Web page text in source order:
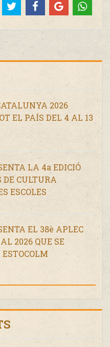
2026
EL PAÍS DEL 4 AL 13
LA 4a EDICIÓ
DE CULTURA
ESCOLES
EL 38è APLEC
2026 QUE SE